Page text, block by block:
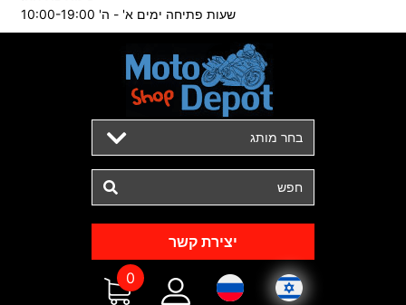
שעות פתיחה ימים א' - ה' 10:00-19:00
בחר מותג
יצירת קשר
0